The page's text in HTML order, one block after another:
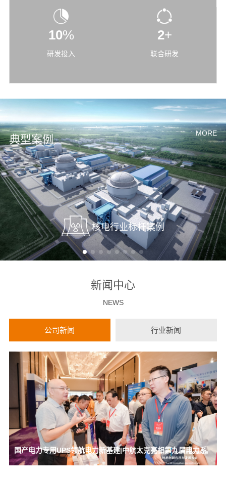
10%
研发投入
2+
联合研发
典型案例 MORE
核电行业标杆案例
新闻中心
NEWS
公司新闻 行业新闻
国产电力专用UPS领航电力新基建|中航太克亮相第九届电力系